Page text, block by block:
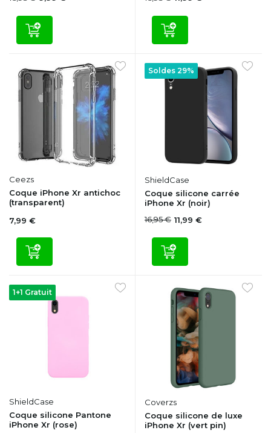
Ceezs
Coque iPhone Xr antichoc
(transparent)
7,99 €
Soldes 29%
ShieldCase
Coque silicone carrée
iPhone Xr (noir)
16,95 € 11,99 €
1+1 Gratuit
ShieldCase
Coque silicone Pantone
iPhone Xr (rose)
Coverzs
Coque silicone de luxe
iPhone Xr (vert pin)